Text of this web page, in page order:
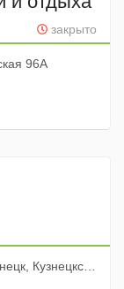
закрыто
96А
проспект, 1